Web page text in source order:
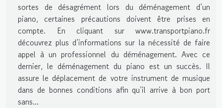
sortes de désagrément lors du déménagement d’un
piano, certaines précautions doivent être prises en
compte. En cliquant sur www.transportpiano.fr
découvrez plus d’informations sur la nécessité de faire
appel à un professionnel du déménagement. Avec ce
dernier, le déménagement du piano est un succès. Il
assure le déplacement de votre instrument de musique
dans de bonnes conditions afin qu’il arrive à bon port
sans...